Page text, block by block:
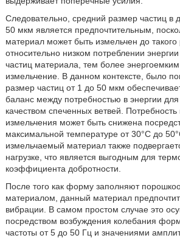
Следовательно, средний размер частиц в
50 мкм является предпочтительным,
материал может быть измельчен до
относительно низком потреблении
частиц материала, тем более энергоемким
измельчение. В данном контексте, было
размер частиц от 1 до 50 мкм
баланс между потребностью в энергии
качеством спеченных ветвей. Потребность
измельчения может быть снижена
максимальной температуре от 30°C до
измельчаемый материал также
нагрузке, что является выгодным для
коэффициента добротности.
После того как форму заполняют
материалом, данный материал
вибрации. В самом простом случае это
посредством возбуждения колебания
частоты от 5 до 50 Гц и значениями